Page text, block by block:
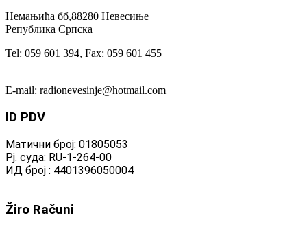
Немањића бб,88280 Невесиње
Република Српска
Tel: 059 601 394, Fax: 059 601 455
E-mail: radionevesinje@hotmail.com
ID PDV
Матични број: 01805053
Рј. суда: RU-1-264-00
ИД број : 4401396050004
Žiro Računi